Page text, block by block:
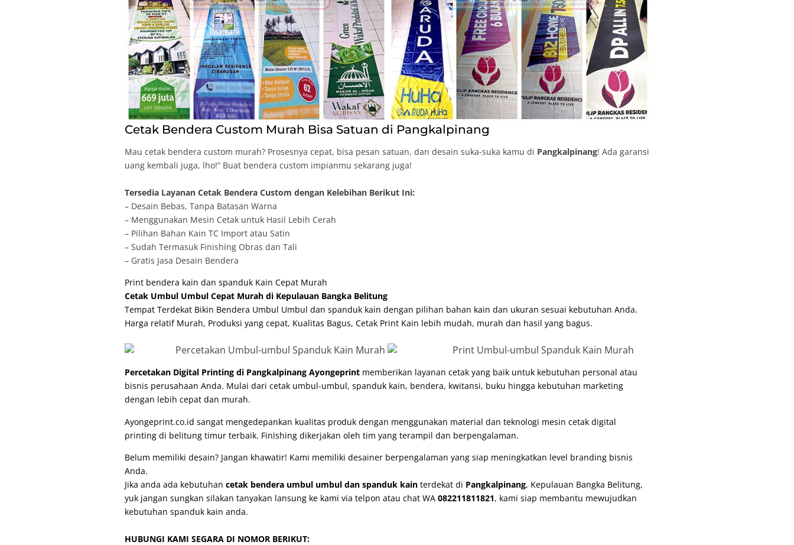
Cetak Bendera Custom Murah Bisa Satuan di Pangkalpinang
Mau cetak bendera custom murah? Prosesnya cepat, bisa pesan satuan, dan desain suka-suka kamu di Pangkalpinang! Ada garansi
uang kembali juga, lho!” Buat bendera custom impianmu sekarang juga!
Tersedia Layanan Cetak Bendera Custom dengan Kelebihan Berikut Ini:
– Desain Bebas, Tanpa Batasan Warna
– Menggunakan Mesin Cetak untuk Hasil Lebih Cerah
– Pilihan Bahan Kain TC Import atau Satin
– Sudah Termasuk Finishing Obras dan Tali
– Gratis Jasa Desain Bendera
Print bendera kain dan spanduk Kain Cepat Murah
Cetak Umbul Umbul Cepat Murah di Kepulauan Bangka Belitung
Tempat Terdekat Bikin Bendera Umbul Umbul dan spanduk kain dengan pilihan bahan kain dan ukuran sesuai kebutuhan Anda.
Harga relatif Murah, Produksi yang cepat, Kualitas Bagus, Cetak Print Kain lebih mudah, murah dan hasil yang bagus.
Percetakan Digital Printing di Pangkalpinang Ayongeprint memberikan layanan cetak yang baik untuk kebutuhan personal atau
bisnis perusahaan Anda. Mulai dari cetak umbul-umbul, spanduk kain, bendera, kwitansi, buku hingga kebutuhan marketing
dengan lebih cepat dan murah.
Ayongeprint.co.id sangat mengedepankan kualitas produk dengan menggunakan material dan teknologi mesincetak digital
printing di belitung timur terbaik. Finishing dikerjakan oleh tim yang terampil dan berpengalaman.
Belum memiliki desain? Jangan khawatir! Kami memiliki desainer berpengalaman yang siap meningkatkan level branding bisnis
Anda.
Jika anda ada kebutuhancetak bendera umbul umbul dan spanduk kain terdekat di Pangkalpinang, Kepulauan Bangka Belitung,
yuk jangan sungkan silakan tanyakan lansung ke kami via telpon atau chat WA082211811821, kami siap membantu mewujudkan
kebutuhan spanduk kain anda.
HUBUNGI KAMI SEGARA DI NOMOR BERIKUT: